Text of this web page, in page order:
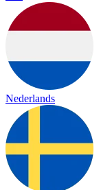
Nederlands